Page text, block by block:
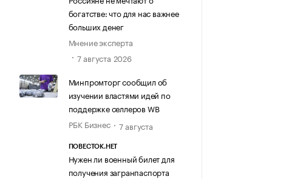
богатстве: что для нас важнее
больших денег
Мнение эксперта
7 августа 2026
Минпромторг сообщил об
изучении властями идей по
поддержке селлеров WB
РБК Бизнес
7 августа
ПОВЕСТОК.НЕТ
Нужен ли военный билет для
получения загранпаспорта